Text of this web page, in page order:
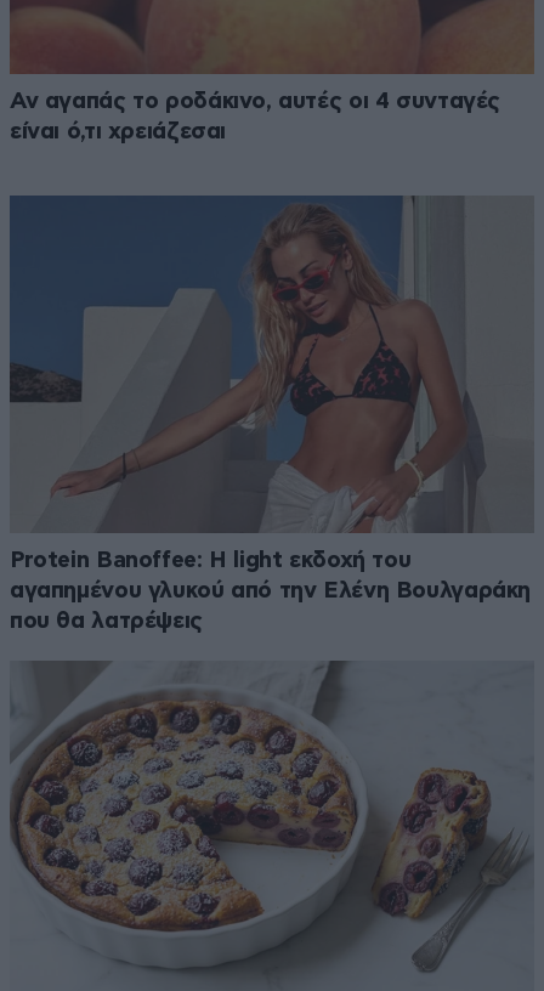
Αν αγαπάς το ροδάκινο, αυτές οι 4 συνταγές
είναι ό,τι χρειάζεσαι
Protein Banoffee: Η light εκδοχή του
αγαπημένου γλυκού από την Ελένη Βουλγαράκη
που θα λατρέψεις